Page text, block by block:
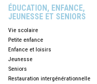
ÉDUCATION, ENFANCE,
JEUNESSE ET SENIORS
Vie scolaire
Petite enfance
Enfance et loisirs
Jeunesse
Seniors
Restauration intergénérationnelle